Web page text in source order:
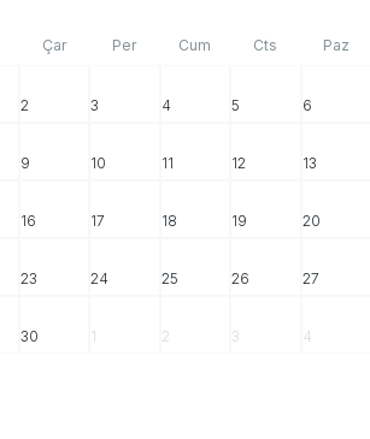
Çar Per Cum Cts Paz
2 3 4 5 6
9 10 11 12 13
16 17 18 19 20
23 24 25 26 27
30 1 2 3 4